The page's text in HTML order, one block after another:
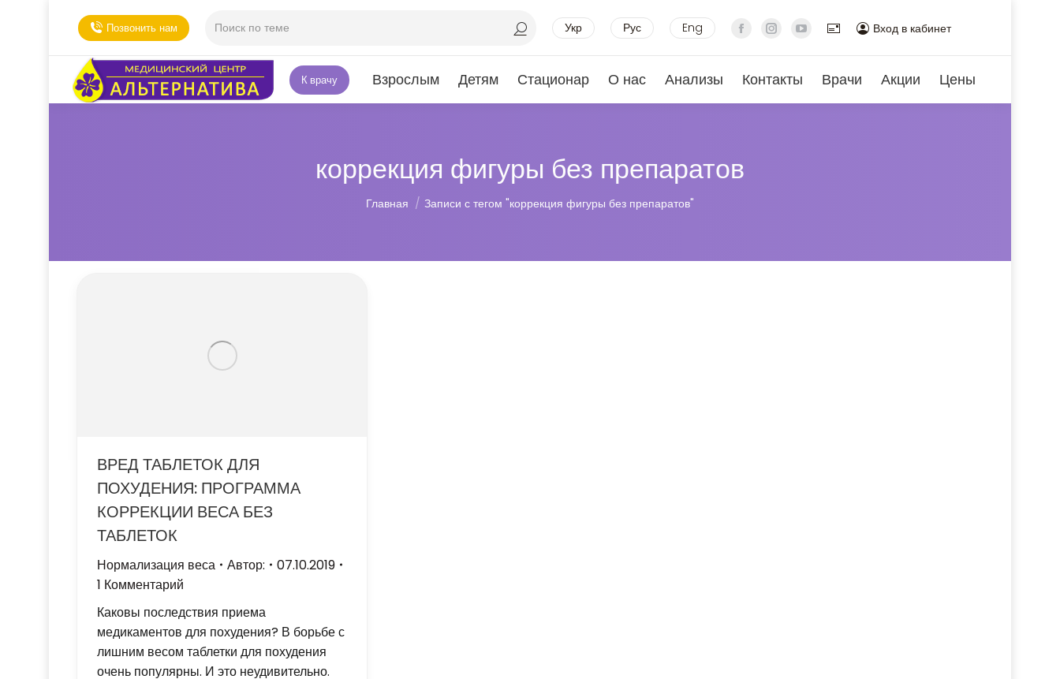
Позвонить нам Укр Рус Eng Вход в кабинет
Взрослым Детям Стационар О нас Анализы Контакты Врачи Акции Цены
К врачу
коррекция фигуры без препаратов
Вы здесь:
Главная Записи с тегом "коррекция фигуры без препаратов"
ВРЕД ТАБЛЕТОК ДЛЯ
ПОХУДЕНИЯ: ПРОГРАММА
КОРРЕКЦИИ ВЕСА БЕЗ
ТАБЛЕТОК
Нормализация веса Автор:
07.10.2019
1 Комментарий
Каковы последствия приема
медикаментов для похудения? В борьбе с
лишним весом таблетки для похудения
очень популярны. И это неудивительно.